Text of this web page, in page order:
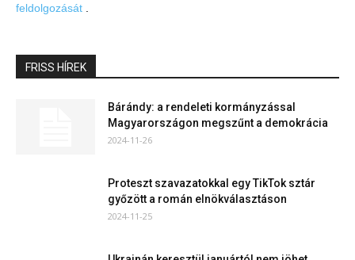
feldolgozását
FRISS HÍREK
Bárándy: a rendeleti kormányzással
Magyarországon megszűnt a demokrácia
2024-11-26
Proteszt szavazatokkal egy TikTok sztár
győzött a román elnökválasztáson
2024-11-25